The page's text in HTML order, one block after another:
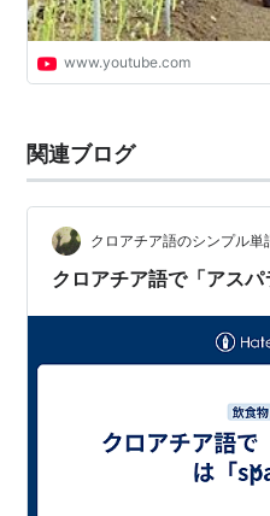
www.youtube.com
関連ブログ
クロアチア語のシンプル単
クロアチア語で「アス